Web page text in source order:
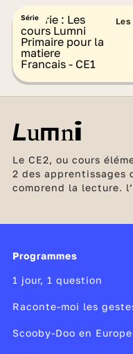
Série
Le CE2, ou cours
2 des apprentissages
comprend la lecture,
d’autrui. La lecture à
écrite de l’élève. En
décimale, par
Programmes
1 jour, 1 question
Raconte-moi les
Scooby-Doo en Europe